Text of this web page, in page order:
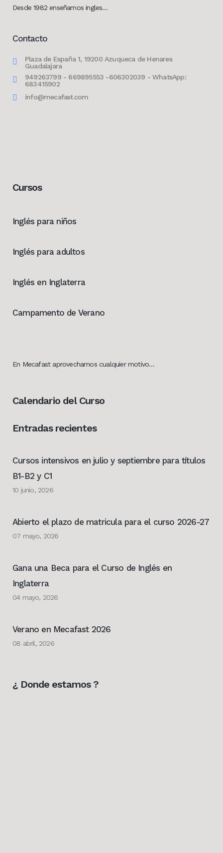
Desde 1982 enseñamos ingles…
Contacto
Plaza de España 1, 19200 Azuqueca de Henares
Guadalajara
949263799 - 669895553 -606302039 - WhatsApp:
683415902
info@mecafast.com
Cursos
Inglés para niños
Inglés para adultos
Inglés en Inglaterra
Campamento de Verano
En Mecafast aprovechamos cualquier motivo…
Calendario del Curso
Entradas recientes
Cursos intensivos en julio y septiembre para títulos
B1-B2 y C1
10 junio, 2026
Abierto el plazo de matricula para el curso 2026-27
07 mayo, 2026
Gana una Beca para el Curso de Inglés en
Inglaterra
04 mayo, 2026
Verano en Mecafast 2026
08 abril, 2026
¿ Donde estamos ?